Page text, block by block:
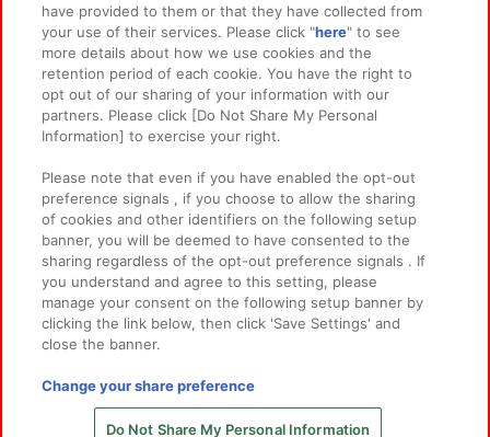
関連会社 サステナビリティ サイトポリシー
プライバシーポリシー ウェブアクセシビリティ方針と検証結果
カスタマーハラスメント対応方針 よくあるご質問・お問い合わせ
©Bandai Namco Amusement Inc.
©Bandai Namco Amusement Lab Inc.
©HANAYASHIKI Co., Ltd. All Rights Reserved.
have provided to them or that they have collected from
your use of their services. Please click "here" to see
more details about how we use cookies and the
retention period of each cookie. You have the right to
opt out of our sharing of your information with our
partners. Please click [Do Not Share My Personal
Information] to exercise your right.
Please note that even if you have enabled the opt-out
preference signals , if you choose to allow the sharing
of cookies and other identifiers on the following setup
banner, you will be deemed to have consented to the
sharing regardless of the opt-out preference signals . If
you understand and agree to this setting, please
manage your consent on the following setup banner by
clicking the link below, then click 'Save Settings' and
close the banner.
Change your share preference
Do Not Share My Personal Information